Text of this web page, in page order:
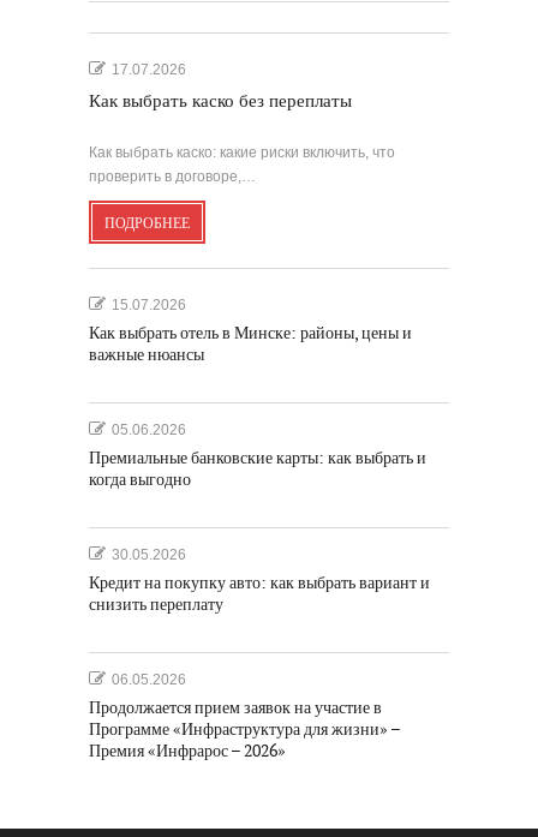
17.07.2026
Как выбрать каско без переплаты
Как выбрать каско: какие риски включить, что
проверить в договоре,…
ПОДРОБНЕЕ
15.07.2026
Как выбрать отель в Минске: районы, цены и
важные нюансы
05.06.2026
Премиальные банковские карты: как выбрать и
когда выгодно
30.05.2026
Кредит на покупку авто: как выбрать вариант и
снизить переплату
06.05.2026
Продолжается прием заявок на участие в
Программе «Инфраструктура для жизни» –
Премия «Инфрарос – 2026»